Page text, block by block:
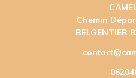
Chemin
BELGENTIER